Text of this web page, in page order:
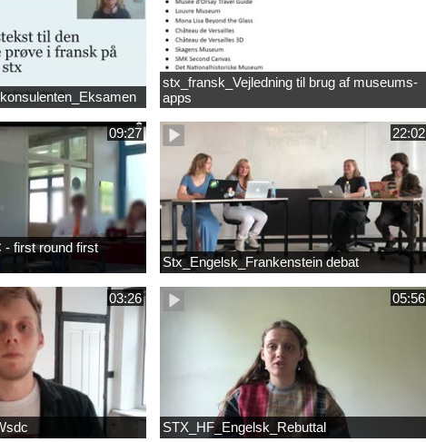
stx_fransk_Vejledning til brug af museums-
apps
09:27
- first round first
22:02
Stx_Engelsk_Frankenstein debat
03:26 05:56
STX_HF_Engelsk_Rebuttal